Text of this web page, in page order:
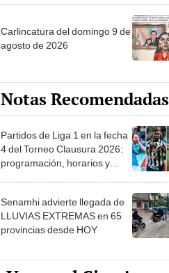
Carlincatura del domingo 9 de
agosto de 2026
Notas Recomendadas
Partidos de Liga 1 en la fecha
4 del Torneo Clausura 2026:
programación, horarios y
Senamhi advierte llegada de
LLUVIAS EXTREMAS en 65
provincias desde HOY